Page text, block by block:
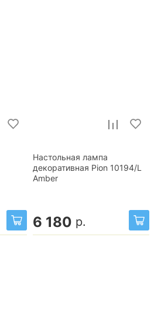
Настольная лампа
декоративная Pion 10194/L
Amber
6 180 р.